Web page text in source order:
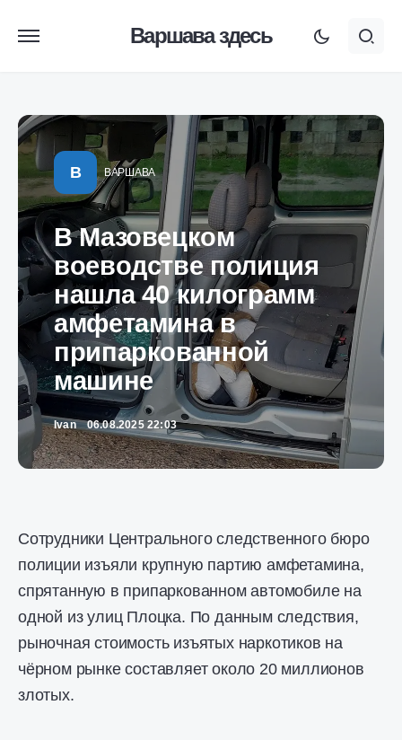
Варшава здесь
В ВАРШАВА
В Мазовецком
воеводстве полиция
нашла 40 килограмм
амфетамина в
припаркованной
машине
Ivan 06.08.2025 22:03
Сотрудники Центрального следственного бюро
полиции изъяли крупную партию амфетамина,
спрятанную в припаркованном автомобиле на
одной из улиц Плоцка. По данным следствия,
рыночная стоимость изъятых наркотиков на
чёрном рынке составляет около 20 миллионов
злотых.